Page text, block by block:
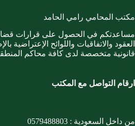
مكتب المحامي رامي الحامد
مساعدتكم في الحصول على قرارات
العقود والاتفاقيات واللوائح الإعتراضية
قانونية متخصصة لدى كافة محاكم
ارقام التواصل مع المكتب
من داخل السعودية : 0579488803